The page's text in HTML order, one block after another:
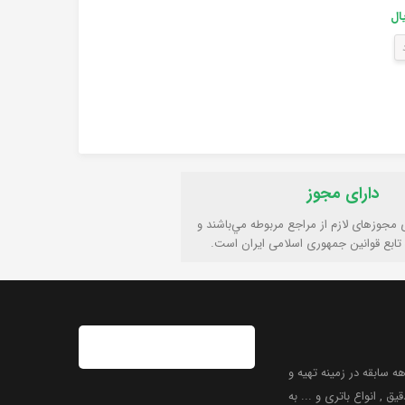
دارای مجوز
مجوزهای لازم از مراجع مربوطه مي‌باشند و
قوانين جمهوری اسلامی ايران است.
سابقه در زمینه تهیه و
, انواع باتری و ... به